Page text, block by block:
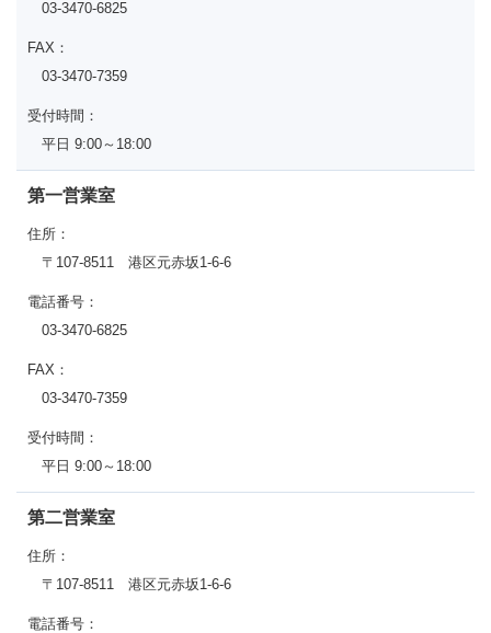
03-3470-6825
FAX：
03-3470-7359
受付時間：
平日 9:00～18:00
第一営業室
住所：
〒107-8511 港区元赤坂1-6-6
電話番号：
03-3470-6825
FAX：
03-3470-7359
受付時間：
平日 9:00～18:00
第二営業室
住所：
〒107-8511 港区元赤坂1-6-6
電話番号：